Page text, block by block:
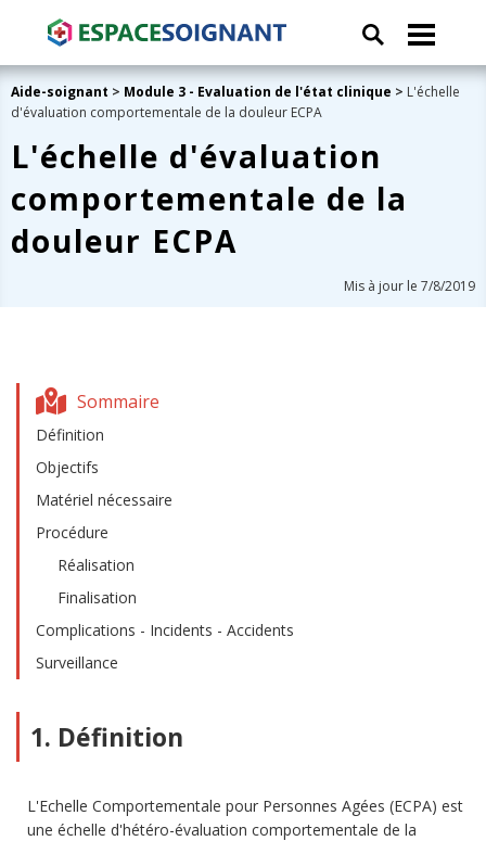
Aide-soignant > Module 3 - Evaluation de l'état clinique > L'échelle
d'évaluation comportementale de la douleur ECPA
L'échelle d'évaluation
comportementale de la
douleur ECPA
Mis à jour le 7/8/2019
Sommaire
Définition
Objectifs
Matériel nécessaire
Procédure
Réalisation
Finalisation
Complications - Incidents - Accidents
Surveillance
1. Définition
L'Echelle Comportementale pour Personnes Agées (ECPA) est
une échelle d'hétéro-évaluation comportementale de la